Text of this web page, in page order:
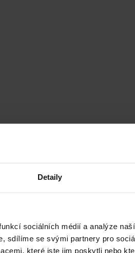
Detaily
sociálních médií a analýze
sdílíme se svými partnery pro
které jste jim poskytli nebo